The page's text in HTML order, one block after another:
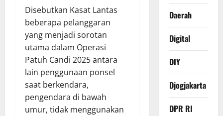
Disebutkan Kasat Lantas
beberapa pelanggaran
yang menjadi sorotan
utama dalam Operasi
Patuh Candi 2025 antara
lain penggunaan ponsel
saat berkendara,
pengendara di bawah
umur, tidak menggunakan
Daerah
Digital
DIY
Djogjakarta
DPR RI